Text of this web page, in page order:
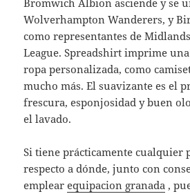
Bromwich Albion asciende y se
Wolverhampton Wanderers, y
como representantes de
League. Spreadshirt imprime
ropa personalizada, como
mucho más. El suavizante es el
frescura, esponjosidad y buen
el lavado.
Si tiene prácticamente cualquier
respecto a dónde, junto con
emplearequipacion granada ,